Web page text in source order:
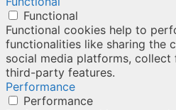
Functional
Functional cookies help to
functionalities like sharing the
social media platforms, collect
third-party features.
Performance
Performance